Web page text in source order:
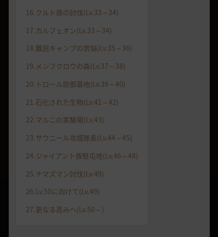
16.クルト族の討伐(Lv.33～34)
17.カルフェオン(Lv.33～34)
18.難民キャンプの苦悩(Lv.35～36)
19.メンフクロウの森(Lv.37～38)
20.トロール防御基地(Lv.39～40)
21.石化された生物(Lv.41～42)
22.マルニの実験場(Lv.43)
23.サウニール攻城隊長(Lv.44～45)
24.ジャイアント族駐屯地(Lv.46～48)
25.ナマズマン討伐(Lv.49)
26.Lv.50に向けて(Lv.49)
27.更なる高みへ(Lv.50～)